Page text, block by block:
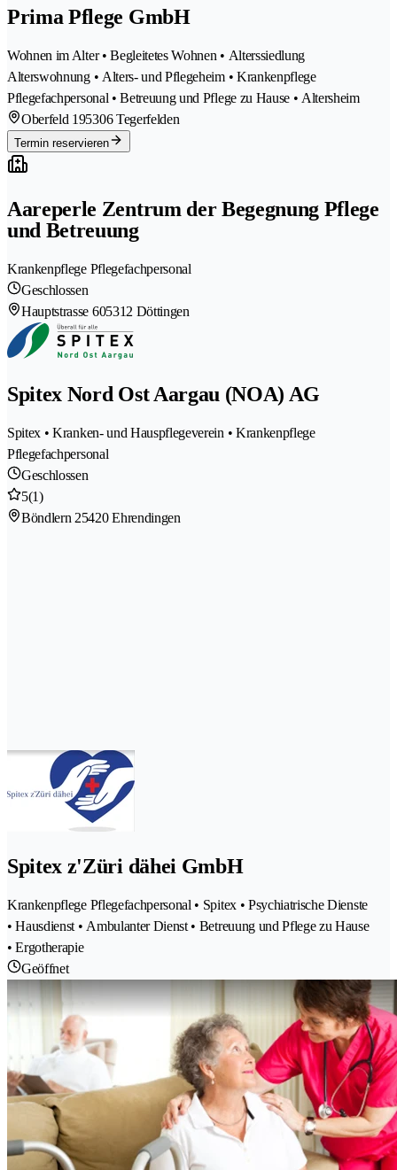
Prima Pflege GmbH
Wohnen im Alter • Begleitetes Wohnen • Alterssiedlung
Alterswohnung • Alters- und Pflegeheim • Krankenpflege
Pflegefachpersonal • Betreuung und Pflege zu Hause • Altersheim
Oberfeld 195306 Tegerfelden
Termin reservieren
Aareperle Zentrum der Begegnung Pflege
und Betreuung
Krankenpflege Pflegefachpersonal
Geschlossen
Hauptstrasse 605312 Döttingen
Spitex Nord Ost Aargau (NOA) AG
Spitex • Kranken- und Hauspflegeverein • Krankenpflege
Pflegefachpersonal
Geschlossen
5(1)
Böndlern 25420 Ehrendingen
Spitex z'Züri dähei GmbH
Krankenpflege Pflegefachpersonal • Spitex • Psychiatrische Dienste
• Hausdienst • Ambulanter Dienst • Betreuung und Pflege zu Hause
• Ergotherapie
Geöffnet